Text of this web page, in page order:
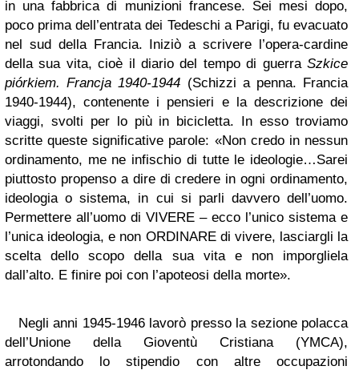
in una fabbrica di munizioni francese. Sei mesi dopo,
poco prima dell’entrata dei Tedeschi a Parigi, fu evacuato
nel sud della Francia. Iniziò a scrivere l’opera-cardine
della sua vita, cioè il diario del tempo di guerra Szkice
piórkiem. Francja 1940-1944 (Schizzi a penna. Francia
1940-1944), contenente i pensieri e la descrizione dei
viaggi, svolti per lo più in bicicletta. In esso troviamo
scritte queste significative parole: «Non credo in nessun
ordinamento, me ne infischio di tutte le ideologie…Sarei
piuttosto propenso a dire di credere in ogni ordinamento,
ideologia o sistema, in cui si parli davvero dell’uomo.
Permettere all’uomo di VIVERE – ecco l’unico sistema e
l’unica ideologia, e non ORDINARE di vivere, lasciargli la
scelta dello scopo della sua vita e non imporgliela
dall’alto. E finire poi con l’apoteosi della morte».
Negli anni 1945-1946 lavorò presso la sezione polacca
dell’Unione della Gioventù Cristiana (YMCA),
arrotondando lo stipendio con altre occupazioni